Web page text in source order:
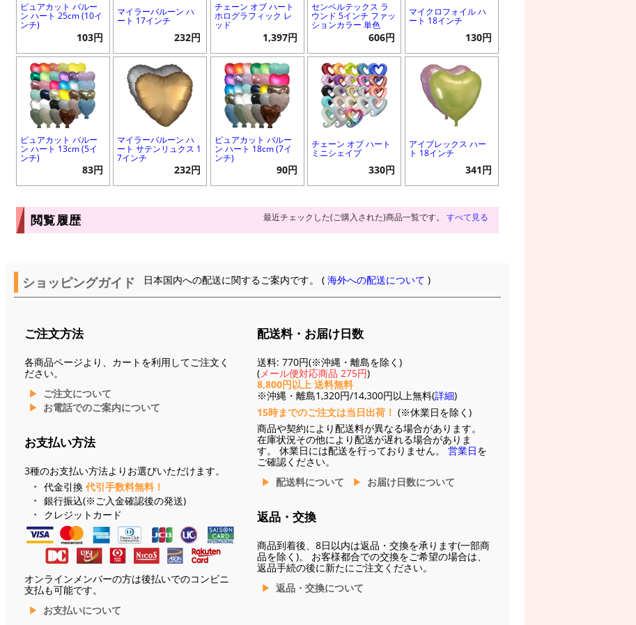
ピュアカット バルー
ン ハート 25cm (10イ
ンチ)
103円
マイラーバルーン ハ
ート 17インチ
232円
チェーン オブ ハート
ホログラフィック レ
ッド
1,397円
センペルテックス ラ
ウンド 5インチ ファッ
ションカラー 単色
606円
マイクロフォイル ハ
ート 18インチ
130円
ピュアカット バルー
ン ハート 13cm (5イ
ンチ)
83円
マイラーバルーン ハ
ート サテンリュクス 1
7インチ
232円
ピュアカット バルー
ン ハート 18cm (7イ
ンチ)
90円
チェーン オブ ハート
ミニシェイプ
330円
アイブレックス ハー
ト 18インチ
341円
閲覧履歴 最近チェックした(ご購入された)商品一覧です。 すべて見る
ショッピングガイド 日本国内への配送に関するご案内です。 (海外への配送について )
ご注文方法
各商品ページより、カートを利用してご注文く
ださい。
ご注文について
お電話でのご案内について
お支払い方法
3種のお支払い方法よりお選びいただけます。
代金引換 代引手数料無料！
銀行振込(※ご入金確認後の発送)
クレジットカード
オンラインメンバーの方は後払いでのコンビニ
支払も可能です。
お支払いについて
配送料・お届け日数
送料: 770円(※沖縄・離島を除く)
(メール便対応商品 275円)
8,800円以上 送料無料
※沖縄・離島1,320円/14,300円以上無料(詳細)
15時までのご注文は当日出荷！ (※休業日を除く)
商品や契約により配送料が異なる場合があります。
在庫状況その他により配送が遅れる場合がありま
す。 休業日には配送を行っておりません。 営業日を
ご確認ください。
配送料について
お届け日数について
返品・交換
商品到着後、8日以内は返品・交換を承ります(一部商
品を除く)。 お客様都合での交換をご希望の場合は、
返品手続の後に新たにご注文ください。
返品・交換について